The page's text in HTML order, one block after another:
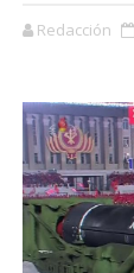
Redacción